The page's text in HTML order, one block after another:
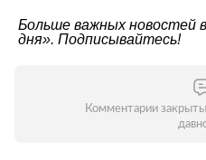
Больше важных новостей
дня». Подписывайтесь!
Комментарии